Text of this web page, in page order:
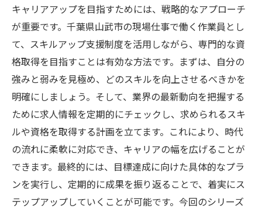
キャリアアップを目指すためには、戦略的なアプローチ
が重要です。千葉県山武市の現場仕事で働く作業員とし
て、スキルアップ支援制度を活用しながら、専門的な資
格取得を目指すことは有効な方法です。まずは、自分の
強みと弱みを見極め、どのスキルを向上させるべきかを
明確にしましょう。そして、業界の最新動向を把握する
ために求人情報を定期的にチェックし、求められるスキ
ルや資格を取得する計画を立てます。これにより、時代
の流れに柔軟に対応でき、キャリアの幅を広げることが
できます。最終的には、目標達成に向けた具体的なプラ
ンを実行し、定期的に成果を振り返ることで、着実にス
テップアップしていくことが可能です。今回のシリーズ